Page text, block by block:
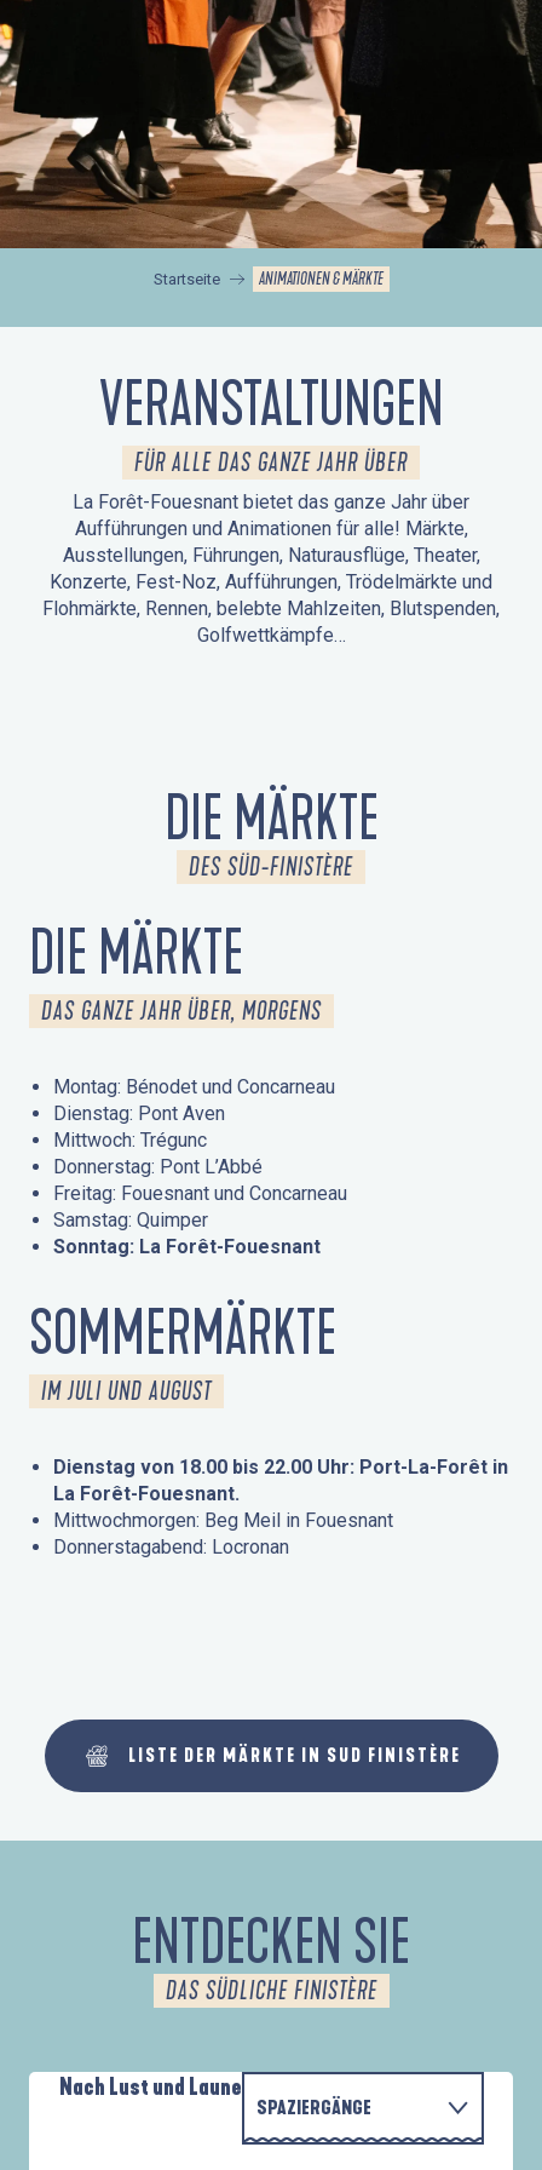
Startseite ANIMATIONEN & MÄRKTE
VERANSTALTUNGEN
FÜR ALLE DAS GANZE JAHR ÜBER
La Forêt-Fouesnant bietet das ganze Jahr über
Aufführungen und Animationen für alle! Märkte,
Ausstellungen, Führungen, Naturausflüge, Theater,
Konzerte, Fest-Noz, Aufführungen, Trödelmärkte und
Flohmärkte, Rennen, belebte Mahlzeiten, Blutspenden,
Golfwettkämpfe…
DIE MÄRKTE
DES SÜD-FINISTÈRE
DIE MÄRKTE
DAS GANZE JAHR ÜBER, MORGENS
Montag: Bénodet und Concarneau
Dienstag: Pont Aven
Mittwoch: Trégunc
Donnerstag: Pont L’Abbé
Freitag: Fouesnant und Concarneau
Samstag: Quimper
Sonntag: La Forêt-Fouesnant
SOMMERMÄRKTE
IM JULI UND AUGUST
Dienstag von 18.00 bis 22.00 Uhr: Port-La-Forêt in
La Forêt-Fouesnant.
Mittwochmorgen: Beg Meil in Fouesnant
Donnerstagabend: Locronan
LISTE DER MÄRKTE IN SUD FINISTÈRE
ENTDECKEN SIE
DAS SÜDLICHE FINISTÈRE
Nach Lust und Laune
SPAZIERGÄNGE